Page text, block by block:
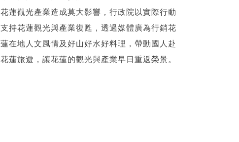
花蓮觀光產業造成莫大影響，行政院以實際行動
支持花蓮觀光與產業復甦，透過媒體廣為行銷花
蓮在地人文風情及好山好水好料理，帶動國人赴
花蓮旅遊，讓花蓮的觀光與產業早日重返榮景。